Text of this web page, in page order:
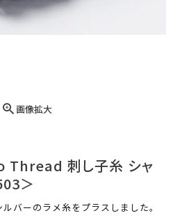
画像拡大
刺し子糸 シャ
＞
バーのラメ糸をプラスしました。